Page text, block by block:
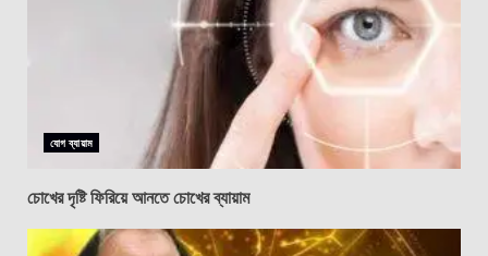
যোগ ব্যায়াম
চোখের দৃষ্টি ফিরিয়ে আনতে চোখের ব্যায়াম